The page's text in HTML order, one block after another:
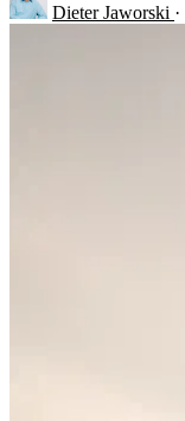
Dieter Jaworski ·